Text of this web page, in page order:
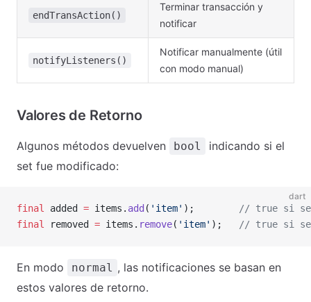
endTransAction()
Terminar transacción y
notificar
notifyListeners()
Notificar manualmente (útil
con modo manual)
Valores de Retorno
Algunos métodos devuelven bool
indicando si el
set fue modificado:
dart
final added = items. add ( 'item' );
// true si
final
removed = items. remove( 'item' ); // true si
En modo normal , las notificaciones se basan en
estos valores de retorno.